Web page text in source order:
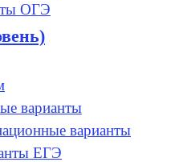
ОГЭ
варианты
варианты
ЕГЭ